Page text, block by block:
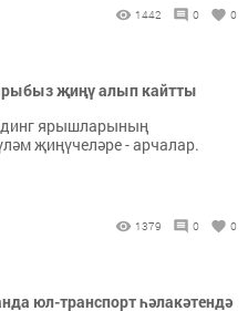
1442 0 0
җиңү алып кайтты
ярышларының
җиңүчеләре - арчалар.
1379 0 0
юл-транспорт һәлакәтендә